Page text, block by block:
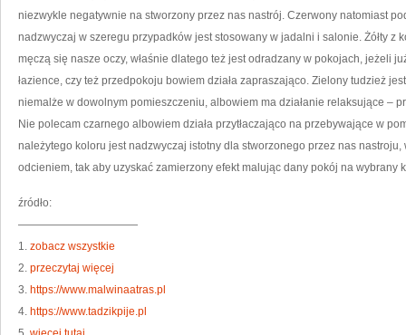
niezwykle negatywnie na stworzony przez nas nastrój. Czerwony natomiast
nadzwyczaj w szeregu przypadków jest stosowany w jadalni i salonie. Żółty z
męczą się nasze oczy, właśnie dlatego też jest odradzany w pokojach, jeżeli
łazience, czy też przedpokoju bowiem działa zapraszająco. Zielony tudzież
niemalże w dowolnym pomieszczeniu, albowiem ma działanie relaksujące –
Nie polecam czarnego albowiem działa przytłaczająco na przebywające w
należytego koloru jest nadzwyczaj istotny dla stworzonego przez nas
odcieniem, tak aby uzyskać zamierzony efekt malując dany pokój na wybrany
źródło:
———————————
1. zobacz wszystkie
2. przeczytaj więcej
3. https://www.malwinaatras.pl
4. https://www.tadzikpije.pl